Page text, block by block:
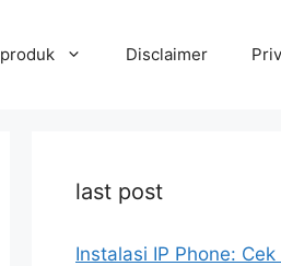
produk Disclaimer
last post
Instalasi IP Phone: Cek